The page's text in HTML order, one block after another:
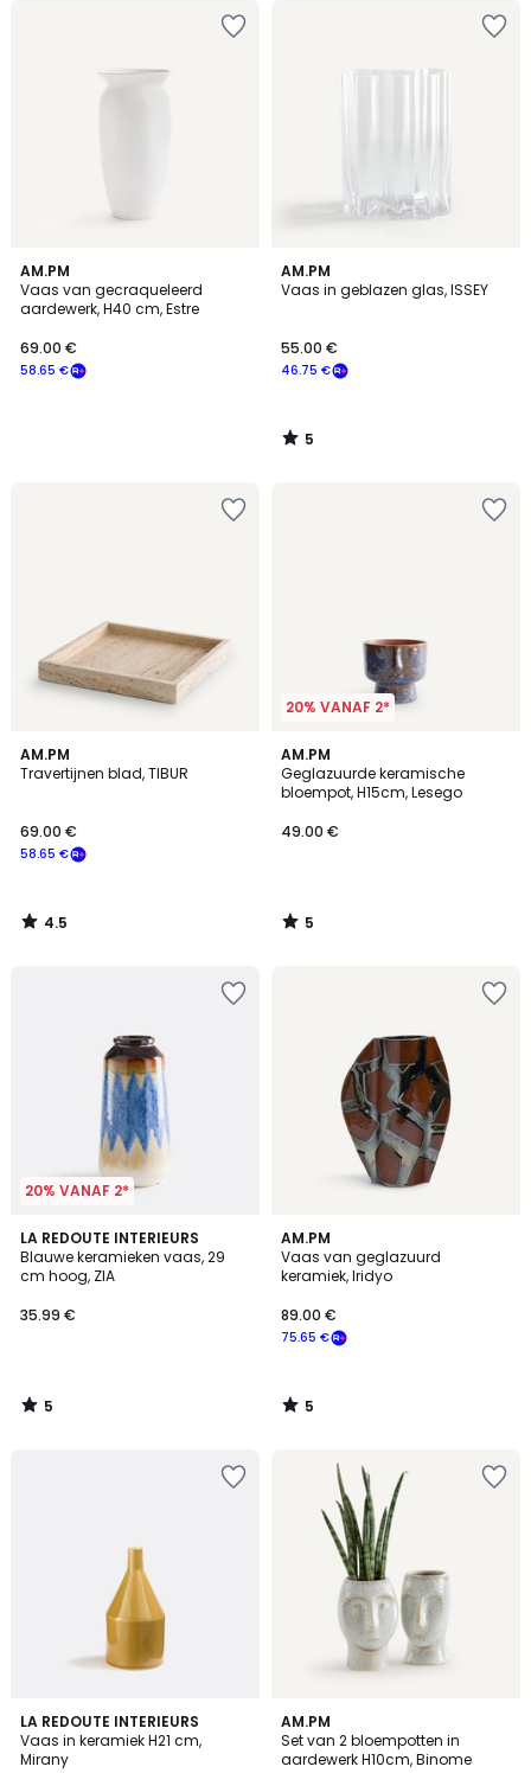
AM.PM
Vaas van gecraqueleerd
aardewerk, H40 cm, Estre
58.65 €
69.00 €
AM.PM
Vaas in geblazen glas, ISSEY
46.75 €
55.00 €
5
/
5
/
AM.PM
Travertijnen blad, TIBUR
58.65 €
69.00 €
4.5
/ 5
4.5
/
20% VANAF 2*
AM.PM
Geglazuurde keramische
bloempot, H15cm, Lesego
49.00 €
5
/
5
5
/
20% VANAF 2*
LA REDOUTE INTERIEURS
Blauwe keramieken vaas, 29
cm hoog, ZIA
35.99 €
5
/
5
5
/
AM.PM
Vaas van geglazuurd
keramiek, Iridyo
75.65 €
89.00 €
5
/
5
5
/
LA REDOUTE INTERIEURS
Vaas in keramiek H21 cm,
Mirany
3.9
/ 5
2
Kleuren
AM.PM
Set van 2 bloempotten in
aardewerk H10cm, Binome
4.2
/ 5